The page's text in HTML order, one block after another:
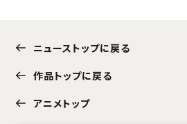
ニューストップに戻る
作品トップに戻る
アニメトップ